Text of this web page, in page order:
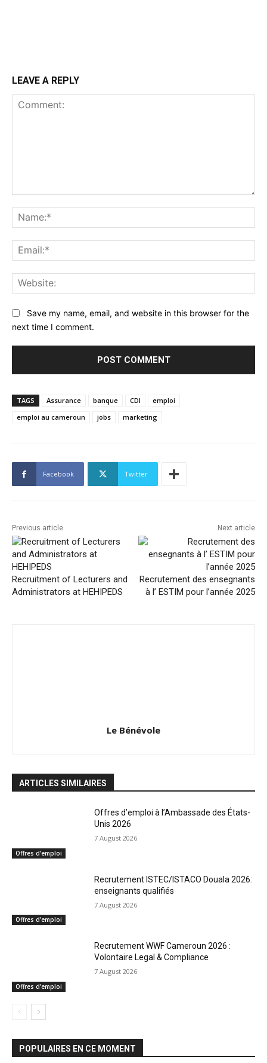
LEAVE A REPLY
Save my name, email, and website in this browser for the
next time I comment.
TAGS Assurance banque CDI
emploi
emploi au cameroun
jobs marketing
Facebook Twitter
Previous article
Recruitment of Lecturers and
Administrators at HEHIPEDS
Next article
Recrutement des ensegnants
à l’ ESTIM pour l’année 2025
Le Bénévole
ARTICLES SIMILAIRES
Offres d’emploi
Offres d’emploi à l’Ambassade des États-
Unis 2026
7 August 2026
Offres d’emploi
Recrutement ISTEC/ISTACO Douala 2026:
enseignants qualifiés
7 August 2026
Offres d’emploi
Recrutement WWF Cameroun 2026 :
Volontaire Legal & Compliance
7 August 2026
POPULAIRES EN CE MOMENT